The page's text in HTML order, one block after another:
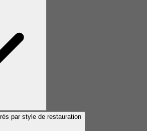
par style de restauration